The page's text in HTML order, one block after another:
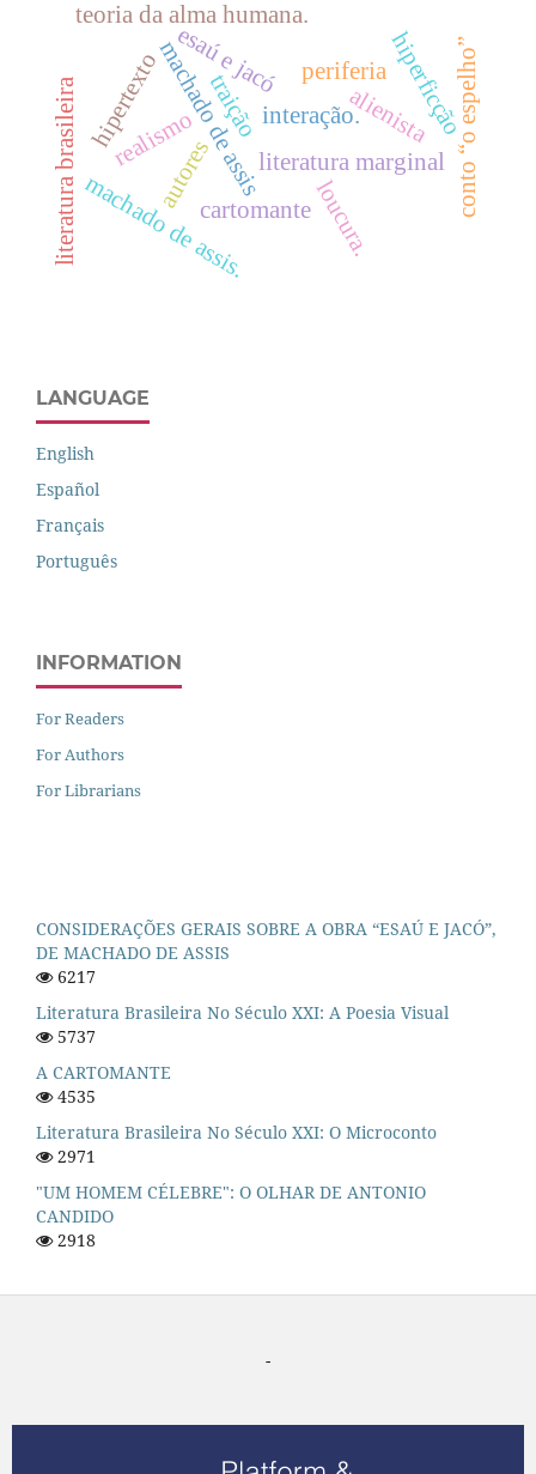
realismomachado de assis
esaú e jacó
literatura marginal
autores
periferia
cartomante
traição
machado de assis.
literatura brasileira conto “o espelho”
teoria da alma humana.
hiperficção
hipertexto interação.
loucura.
alienista
LANGUAGE
English
Español
Français
Português
INFORMATION
For Readers
For Authors
For Librarians
CONSIDERAÇÕES GERAIS SOBRE A OBRA “ESAÚ E JACÓ”,
DE MACHADO DE ASSIS
6217
Literatura Brasileira No Século XXI: A Poesia Visual
5737
A CARTOMANTE
4535
Literatura Brasileira No Século XXI: O Microconto
2971
"UM HOMEM CÉLEBRE": O OLHAR DE ANTONIO
CANDIDO
2918
-